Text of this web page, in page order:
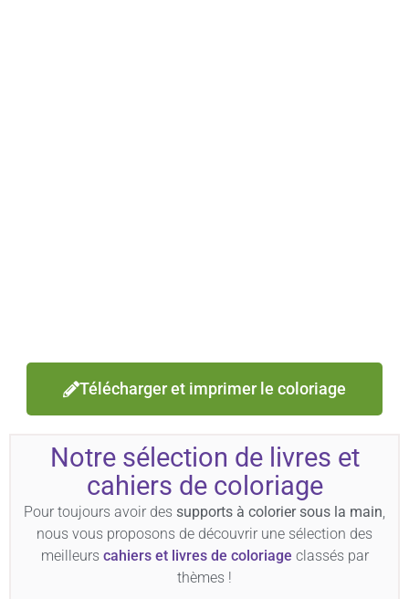
Télécharger et imprimer le coloriage
Notre sélection de livres et
cahiers de coloriage
Pour toujours avoir des supports à colorier sous la main,
nous vous proposons de découvrir une sélection des
meilleurs cahiers et livres de coloriage classés par
thèmes !